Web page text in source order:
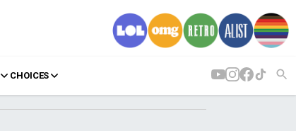
CHOICES